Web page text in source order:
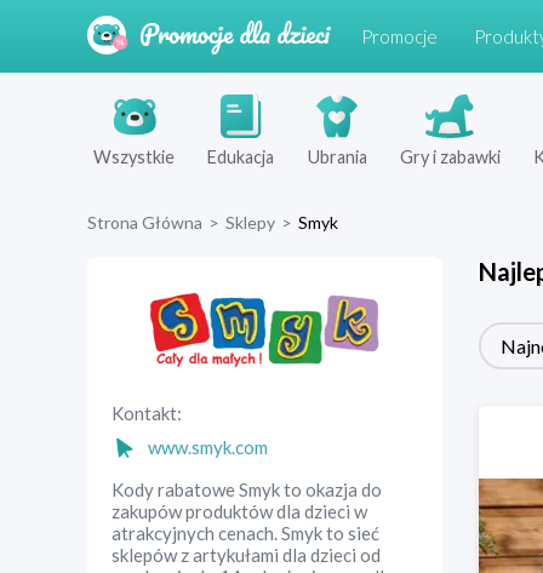
Promocje
Wszystkie Edukacja Ubrania Gry i zabawki
Strona Główna > Sklepy > Smyk
Kontakt:
www.smyk.com
Kody rabatowe Smyk to okazja do
zakupów produktów dla dzieci w
atrakcyjnych cenach. Smyk to sieć
sklepów z artykułami dla dzieci od